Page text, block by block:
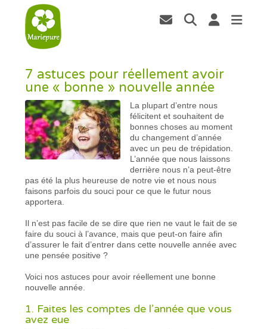
7 astuces pour réellement avoir
une « bonne » nouvelle année
La plupart d’entre nous
félicitent et souhaitent de
bonnes choses au moment
du changement d’année
avec un peu de trépidation.
L’année que nous laissons
derrière nous n’a peut-être
pas été la plus heureuse de notre vie et nous nous
faisons parfois du souci pour ce que le futur nous
apportera.
Il n’est pas facile de se dire que rien ne vaut le fait de se
faire du souci à l’avance, mais que peut-on faire afin
d’assurer le fait d’entrer dans cette nouvelle année avec
une pensée positive ?
Voici nos astuces pour avoir réellement une bonne
nouvelle année.
1. Faites les comptes de l’année que vous
avez eue